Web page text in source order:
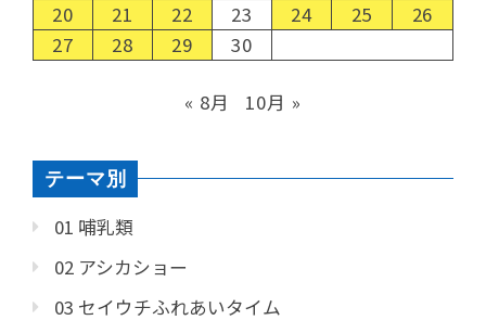
20
21 22 23 24 25
26
27
28 29 30
« 8月 10月 »
テーマ別
01 哺乳類
02 アシカショー
03 セイウチふれあいタイム